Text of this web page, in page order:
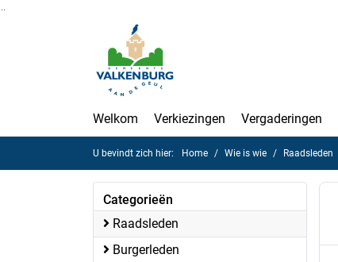
Welkom Verkiezingen Vergaderingen
U bevindt zich hier: Home Wie is wie Raadsleden
Categorieën
Raadsleden
Burgerleden